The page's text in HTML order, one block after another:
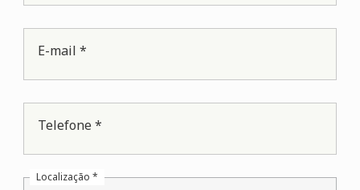
E-mail *
Telefone *
Localização *